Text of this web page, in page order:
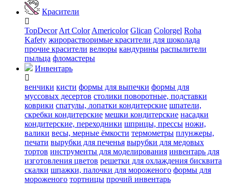
Красители
TopDecor Art Color Americolor Glican Colorgel Roha
Kafety жирорастворимые красители для шоколада
прочие красители велюры кандурины распылители
пыльца фломастеры
Инвентарь
венчики кисти формы для выпечки формы для
муссовых десертов столики поворотные, подставки
коврики cпатулы, лопатки кондитерские шпатели,
скребки кондитерские мешки кондитерские насадки
кондитерские, переходники шприцы, прессы ножи,
валики весы, мерные ёмкости термометры плунжеры,
печати вырубки для печенья вырубки для медовых
тортов инструменты для моделирования инвентарь для
изготовления цветов решетки для охлаждения бисквита
скалки шпажки, палочки для мороженого формы для
мороженого тортницы прочий инвентарь